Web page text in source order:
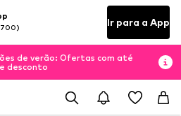
700) Ir para a App
de verão: Ofertas com até
desconto